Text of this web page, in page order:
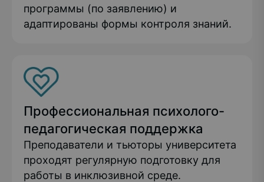
программы (по заявлению) и
адаптированы формы контроля знаний.
Профессиональная психолого-
педагогическая поддержка
Преподаватели и тьюторы университета
проходят регулярную подготовку для
работы в инклюзивной среде.